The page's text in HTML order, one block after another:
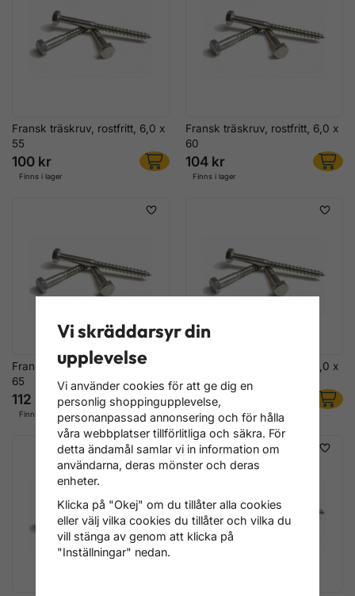
Fransk träskruv, rostfritt, 6,0 x
55
100 kr
Finns i lager
Fransk träskruv, rostfritt, 6,0 x
60
104 kr
Finns i lager
Fransk träskruv, rostfritt, 6,0 x
65
112 kr
Finns i lager
Fransk träskruv, rostfritt, 6,0 x
70
116 kr
Finns i lager
Vi skräddarsyr din
upplevelse
Vi använder cookies för att ge dig en
personlig shoppingupplevelse,
personanpassad annonsering och för hålla
våra webbplatser tillförlitliga och säkra. För
detta ändamål samlar vi in information om
användarna, deras mönster och deras
enheter.
Klicka på "Okej" om du tillåter alla cookies
eller välj vilka cookies du tillåter och vilka du
vill stänga av genom att klicka på
"Inställningar" nedan.